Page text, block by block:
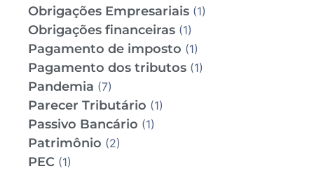
Obrigações Empresariais (1)
Obrigações financeiras (1)
Pagamento de imposto (1)
Pagamento dos tributos (1)
Pandemia (7)
Parecer Tributário (1)
Passivo Bancário (1)
Patrimônio (2)
PEC (1)